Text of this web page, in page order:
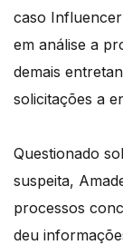
caso
em análise a
demais
solicitações a
Questionado
suspeita,
processos
deu